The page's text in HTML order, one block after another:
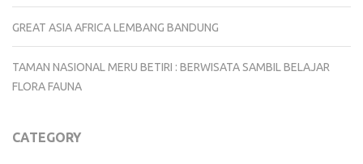
GREAT ASIA AFRICA LEMBANG BANDUNG
TAMAN NASIONAL MERU BETIRI : BERWISATA SAMBIL BELAJAR
FLORA FAUNA
CATEGORY